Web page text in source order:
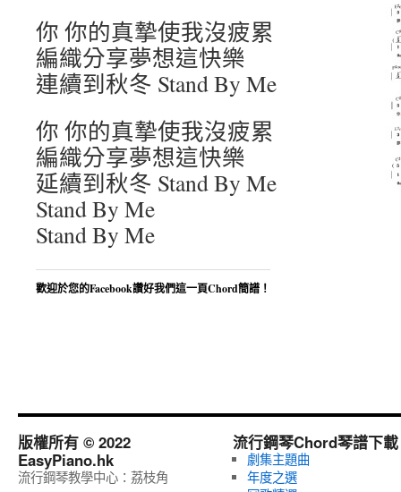
你 你的真摯使我沒疲累
編織分享夢想這快樂
連續到秋冬 Stand By Me
你 你的真摯使我沒疲累
編織分享夢想這快樂
延續到秋冬 Stand By Me
Stand By Me
Stand By Me
歡迎於您的Facebook讚好我們這一頁Chord簡譜！
版權所有 © 2022
EasyPiano.hk
流行鋼琴教學中心：荔枝角
流行鋼琴Chord琴譜下載
劇集主題曲
年度之選